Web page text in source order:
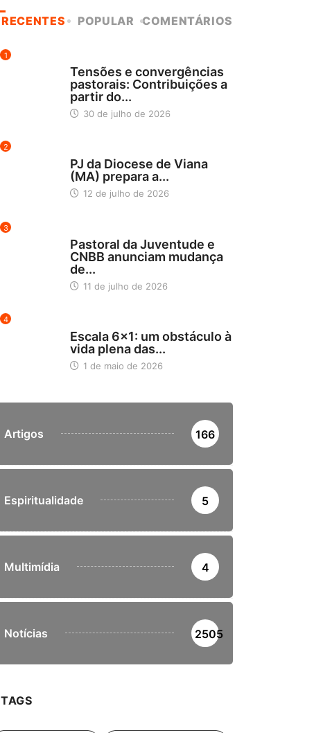
RECENTES POPULAR COMENTÁRIOS
1
Tensões e convergências
pastorais: Contribuições a
partir do...
30 de julho de 2026
2
PJ da Diocese de Viana
(MA) prepara a...
12 de julho de 2026
3
Pastoral da Juventude e
CNBB anunciam mudança
de...
11 de julho de 2026
4
Escala 6×1: um obstáculo à
vida plena das...
1 de maio de 2026
Artigos 166
Espiritualidade 5
Multimídia 4
Notícias 2505
TAGS